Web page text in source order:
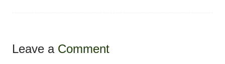
Leave a Comment